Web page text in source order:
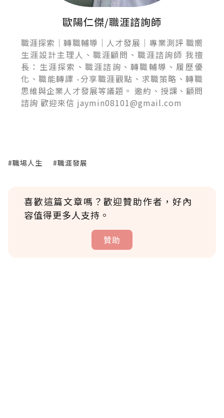
歐陽仁傑/職涯諮詢師
職涯探索｜轉職輔導｜人才發展｜專業測評 職嚮
生涯設計主理人、職涯顧問、職涯諮詢師 我擅
長：生涯探索、職涯諮詢、轉職輔導、履歷優
化、職能轉譯 -分享職涯觀點、求職策略、轉職
思維與企業人才發展等議題。 邀約、授課、顧問
諮詢 歡迎來信 jaymin08101@gmail.com
#職場人生 #職涯發展
喜歡這篇文章嗎？歡迎贊助作者，好內
容值得更多人支持。
贊助